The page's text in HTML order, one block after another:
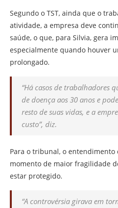
Segundo o TST, ainda que o
atividade, a empresa deve
saúde, o que, para Silvia, gera
especialmente quando houver
prolongado.
“Há casos de trabalhadores
de doença aos 30 anos e
resto de suas vidas, e a
custo”, diz.
Para o tribunal, o entendimento
momento de maior fragilidade
estar protegido.
“A controvérsia girava em